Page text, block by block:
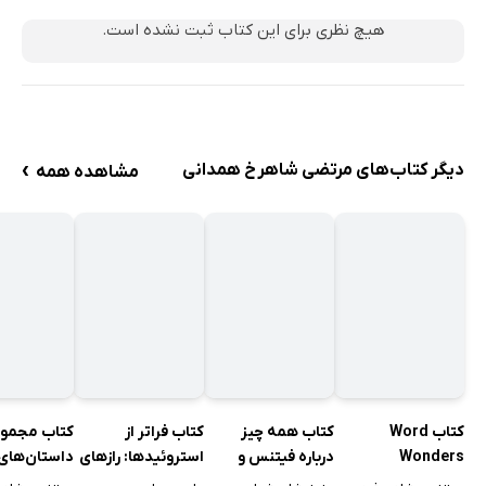
رقابت
کاری را بکن که دوست داری (تقریباً)
از حباب خودت بیرون بیا
هیچ نظری برای این کتاب ثبت نشده است.
دیگر کتاب‌های مرتضی شاهرخ همدانی مشاهده همه ›
کتاب Word
Wonders
کتاب همه چیز
درباره فیتنس و
بدنسازی
کتاب فراتر از
استروئیدها: رازهای
ناگفته در فیتنس و
کتاب
داستان‌های
مشاهیر